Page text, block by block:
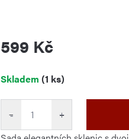
599 Kč
cena:
Skladem (1 ks)
+
−